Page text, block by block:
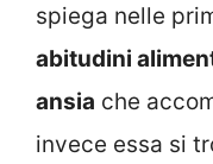
spiega nelle
abitudini
ansia che
invece essa si